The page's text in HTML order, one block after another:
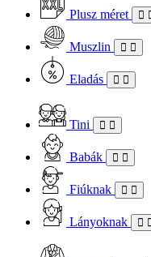
Plusz méret
Muszlin
Eladás
Tini
Babák
Fiúknak
Lányoknak